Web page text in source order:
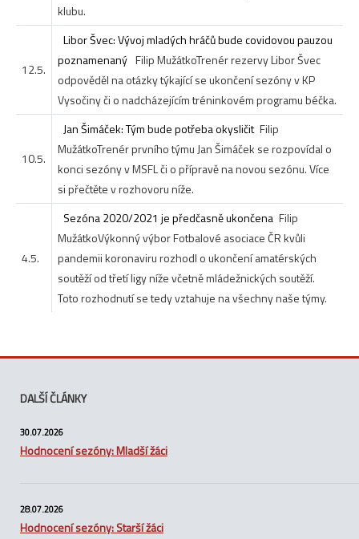
klubu.
12.5.
Libor Švec: Vývoj mladých hráčů bude covidovou pauzou
poznamenaný Filip MužátkoTrenér rezervy Libor Švec
odpověděl na otázky týkající se ukončení sezóny v KP
Vysočiny či o nadcházejícím tréninkovém programu béčka.
10.5.
Jan Šimáček: Tým bude potřeba okysličit Filip
MužátkoTrenér prvního týmu Jan Šimáček se rozpovídal o
konci sezóny v MSFL či o přípravě na novou sezónu. Více
si přečtěte v rozhovoru níže.
4.5.
Sezóna 2020/2021 je předčasně ukončena Filip
MužátkoVýkonný výbor Fotbalové asociace ČR kvůli
pandemii koronaviru rozhodl o ukončení amatérských
soutěží od třetí ligy níže včetně mládežnických soutěží.
Toto rozhodnutí se tedy vztahuje na všechny naše týmy.
DALŠÍ ČLÁNKY
30.07.2026
Hodnocení sezóny: Mladší žáci
28.07.2026
Hodnocení sezóny: Starší žáci